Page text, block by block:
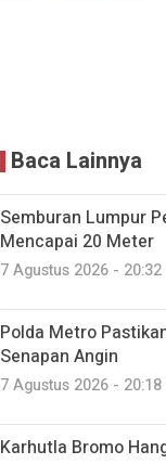
Baca Lainnya
Semburan Lumpur
Mencapai 20 Meter
7 Agustus 2026 - 20:32
Polda Metro
Senapan Angin
7 Agustus 2026 - 20:18
Karhutla Bromo